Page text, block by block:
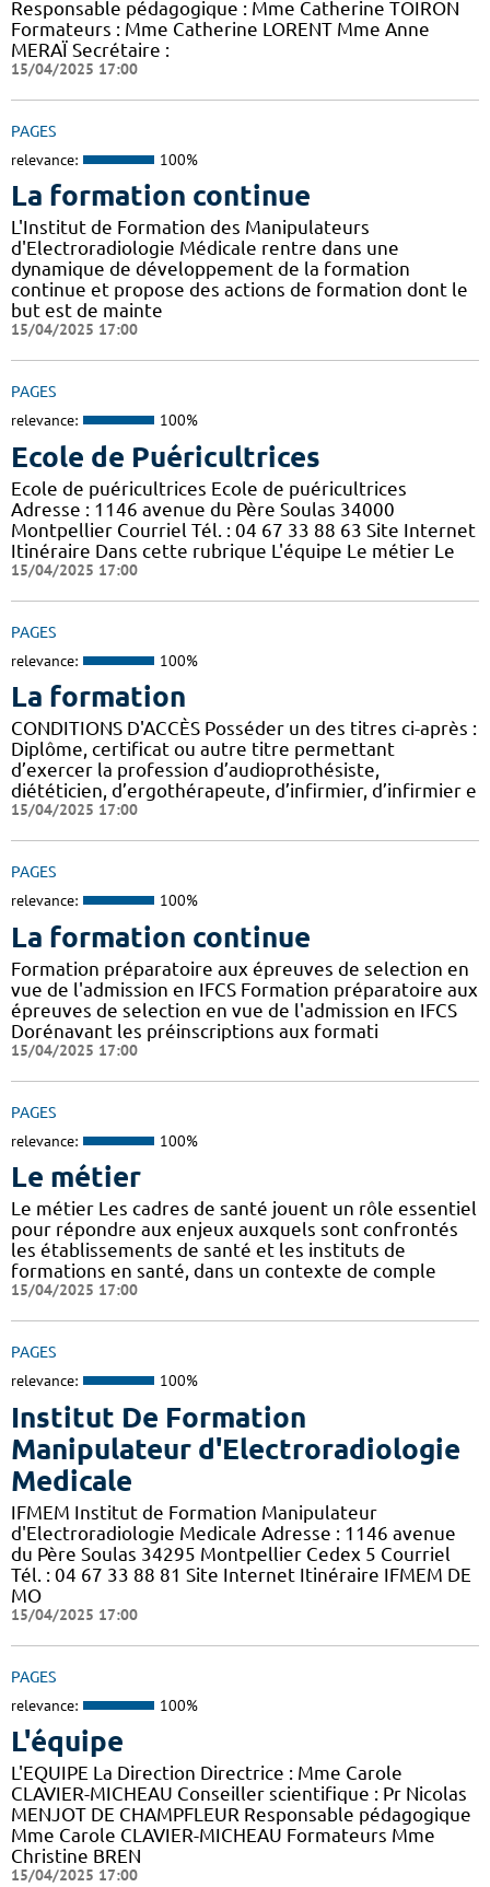
Responsable pédagogique : Mme Catherine TOIRON
Formateurs : Mme Catherine LORENT Mme Anne
MERAÏ Secrétaire :
15/04/2025 17:00
PAGES
relevance: 100%
La formation continue
L'Institut de Formation des Manipulateurs
d'Electroradiologie Médicale rentre dans une
dynamique de développement de la formation
continue et propose des actions de formation dont le
but est de mainte
15/04/2025 17:00
PAGES
relevance: 100%
Ecole de Puéricultrices
Ecole de puéricultrices Ecole de puéricultrices
Adresse : 1146 avenue du Père Soulas 34000
Montpellier Courriel Tél. : 04 67 33 88 63 Site Internet
Itinéraire Dans cette rubrique L'équipe Le métier Le
15/04/2025 17:00
PAGES
relevance: 100%
La formation
CONDITIONS D'ACCÈS Posséder un des titres ci-après :
Diplôme, certificat ou autre titre permettant
d’exercer la profession d’audioprothésiste,
diététicien, d’ergothérapeute, d’infirmier, d’infirmier e
15/04/2025 17:00
PAGES
relevance: 100%
La formation continue
Formation préparatoire aux épreuves de selection en
vue de l'admission en IFCS Formation préparatoire aux
épreuves de selection en vue de l'admission en IFCS
Dorénavant les préinscriptions aux formati
15/04/2025 17:00
PAGES
relevance: 100%
Le métier
Le métier Les cadres de santé jouent un rôle essentiel
pour répondre aux enjeux auxquels sont confrontés
les établissements de santé et les instituts de
formations en santé, dans un contexte de comple
15/04/2025 17:00
PAGES
relevance: 100%
Institut De Formation
Manipulateur d'Electroradiologie
Medicale
IFMEM Institut de Formation Manipulateur
d'Electroradiologie Medicale Adresse : 1146 avenue
du Père Soulas 34295 Montpellier Cedex 5 Courriel
Tél. : 04 67 33 88 81 Site Internet Itinéraire IFMEM DE
MO
15/04/2025 17:00
PAGES
relevance: 100%
L'équipe
L'EQUIPE La Direction Directrice : Mme Carole
CLAVIER-MICHEAU Conseiller scientifique : Pr Nicolas
MENJOT DE CHAMPFLEUR Responsable pédagogique
Mme Carole CLAVIER-MICHEAU Formateurs Mme
Christine BREN
15/04/2025 17:00